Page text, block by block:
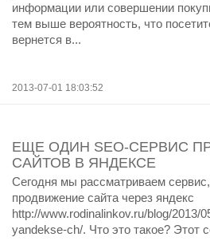
информации или совершении
тем выше вероятность, что
вернется в...
2013-07-01 18:03:52
ЕЩЕ ОДИН SEO-СЕРВИС
САЙТОВ В ЯНДЕКСЕ
Сегодня мы рассматриваем
продвижение сайта через яндекс
http://www.rodinalinkov.ru/blog/2013/
yandekse-ch/. Что это такое? Этот